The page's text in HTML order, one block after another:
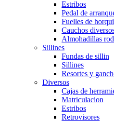
Estribos
Pedal de
Fuelles de
Cauchos
Almohadillas
Sillines
Fundas de sillin
Sillines
Resortes y
Diversos
Cajas de
Matriculacion
Estribos
Retrovisores